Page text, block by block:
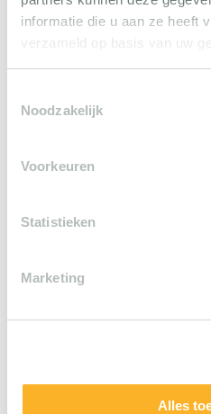
informatie die u aan ze heeft
verzameld op basis van uw
Noodzakelijk
Voorkeuren
Statistieken
Marketing
Alles
ursprünglichen
Trinkwasserversorgung
sicherzustellen sowie das
unbegrenzte